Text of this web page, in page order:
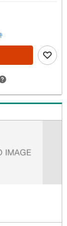
！広々92坪の敷
込み13mm下水
ンフォメーション
歩12分ローソン:
ト情報 *・お客様
住宅ローン事前審